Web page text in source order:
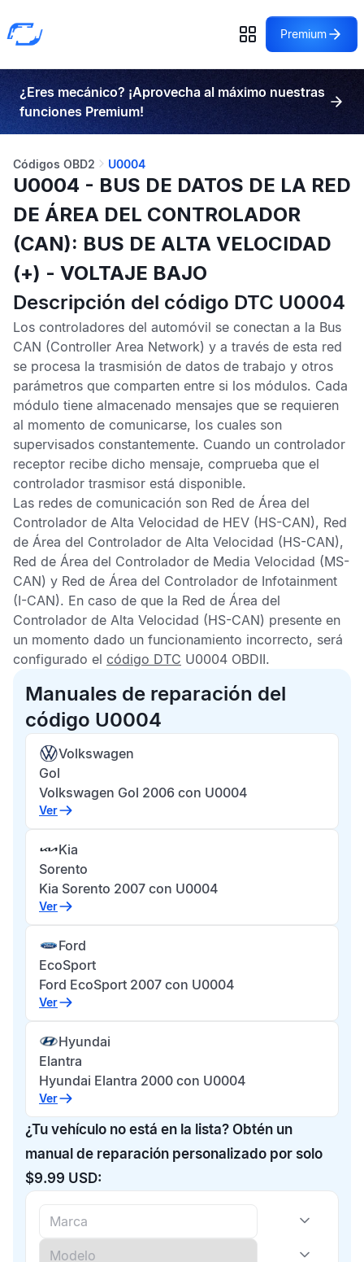
Premium
¿Eres mecánico? ¡Aprovecha al máximo nuestras
funciones Premium!
Códigos OBD2 U0004
U0004 - BUS DE DATOS DE LA RED
DE ÁREA DEL CONTROLADOR
(CAN): BUS DE ALTA VELOCIDAD
(+) - VOLTAJE BAJO
Descripción del código DTC U0004
Los controladores del automóvil se conectan a la Bus
CAN (Controller Area Network) y a través de esta red
se procesa la trasmisión de datos de trabajo y otros
parámetros que comparten entre si los módulos. Cada
módulo tiene almacenado mensajes que se requieren
al momento de comunicarse, los cuales son
supervisados constantemente. Cuando un controlador
receptor recibe dicho mensaje, comprueba que el
controlador trasmisor está disponible.
Las redes de comunicación son Red de Área del
Controlador de Alta Velocidad de HEV (HS-CAN), Red
de Área del Controlador de Alta Velocidad (HS-CAN),
Red de Área del Controlador de Media Velocidad (MS-
CAN) y Red de Área del Controlador de Infotainment
(I-CAN). En caso de que la Red de Área del
Controlador de Alta Velocidad (HS-CAN) presente en
un momento dado un funcionamiento incorrecto, será
configurado el código DTC U0004 OBDII.
Manuales de reparación del
código U0004
Volkswagen
Gol
Volkswagen Gol 2006 con U0004
Ver
Kia
Sorento
Kia Sorento 2007 con U0004
Ver
Ford
EcoSport
Ford EcoSport 2007 con U0004
Ver
Hyundai
Elantra
Hyundai Elantra 2000 con U0004
Ver
¿Tu vehículo no está en la lista? Obtén un
manual de reparación personalizado por solo
$9.99 USD: